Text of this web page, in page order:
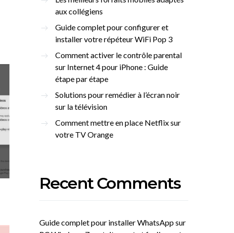
aux collégiens
Guide complet pour configurer et
installer votre répéteur WiFi Pop 3
Comment activer le contrôle parental
sur Internet 4 pour iPhone : Guide
étape par étape
Solutions pour remédier à l’écran noir
sur la télévision
Comment mettre en place Netflix sur
votre TV Orange
Recent Comments
Guide complet pour installer WhatsApp sur